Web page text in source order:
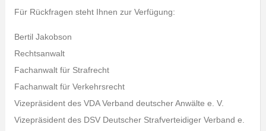
Für Rückfragen steht Ihnen zur Verfügung:
Bertil Jakobson
Rechtsanwalt
Fachanwalt für Strafrecht
Fachanwalt für Verkehrsrecht
Vizepräsident des VDA Verband deutscher Anwälte e. V.
Vizepräsident des DSV Deutscher Strafverteidiger Verband e.